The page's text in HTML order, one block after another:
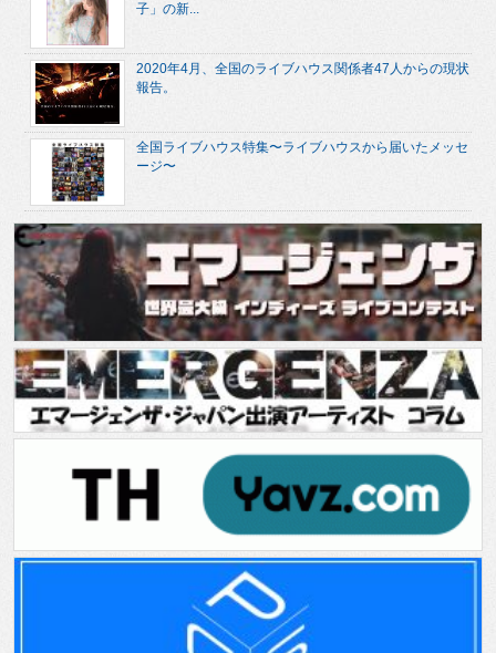
子」の新...
2020年4月、全国のライブハウス関係者47人からの現状
報告。
全国ライブハウス特集〜ライブハウスから届いたメッセ
ージ〜